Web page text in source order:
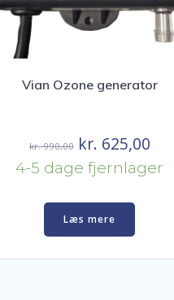
Vian Ozone generator
kr.990,00 Den
oprindelige
kr. 990,00.
kr. 625,00Den
4-5 dage fjernlager
Læs mere